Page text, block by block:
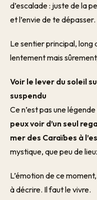
d’escalade : juste de la
et l’envie de te dépasser.
Le sentier principal, long
lentement mais
Voir le lever du soleil
suspendu
Ce n’est pas une
peux voir d’un seul
mer des Caraïbes à
mystique, que peu de
L’émotion de ce
à décrire. Il faut le vivre.